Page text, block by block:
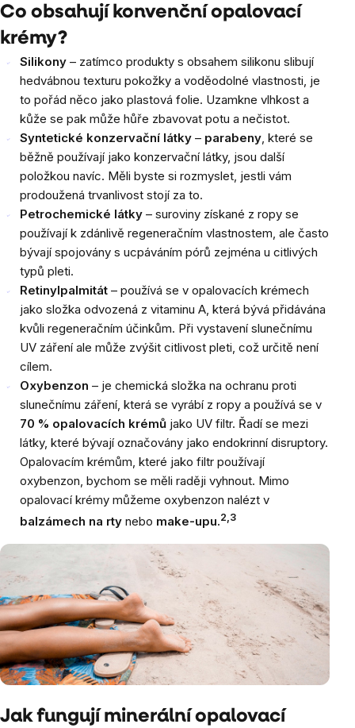
Co obsahují konvenční opalovací
krémy?
Silikony – zatímco produkty s obsahem silikonu slibují
hedvábnou texturu pokožky a voděodolné vlastnosti, je
to pořád něco jako plastová folie. Uzamkne vlhkost a
kůže se pak může hůře zbavovat potu a nečistot.
Syntetické konzervační látky – parabeny, které se
běžně používají jako konzervační látky, jsou další
položkou navíc. Měli byste si rozmyslet, jestli vám
prodoužená trvanlivost stojí za to.
Petrochemické látky – suroviny získané z ropy se
používají k zdánlivě regeneračním vlastnostem, ale často
bývají spojovány s ucpáváním pórů zejména u citlivých
typů pleti.
Retinylpalmitát – používá se v opalovacích krémech
jako složka odvozená z vitaminu A, která bývá přidávána
kvůli regeneračním účinkům. Při vystavení slunečnímu
UV záření ale může zvýšit citlivost pleti, což určitě není
cílem.
Oxybenzon – je chemická složka na ochranu proti
slunečnímu záření, která se vyrábí z ropy a používá se v
70 % opalovacích krémů jako UV filtr. Řadí se mezi
látky, které bývají označovány jako endokrinní disruptory.
Opalovacím krémům, které jako filtr používají
oxybenzon, bychom se měli raději vyhnout. Mimo
opalovací krémy můžeme oxybenzon nalézt v
balzámech na rty nebo make-upu.2,3
Jak fungují minerální opalovací